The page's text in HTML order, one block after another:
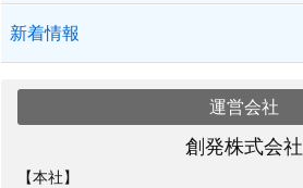
新着情報
運営会社
創発株式会社
【本社】